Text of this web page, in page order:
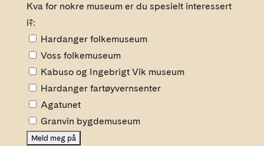
Kva for nokre museum er du spesielt interessert
i?:
Hardanger folkemuseum
Voss folkemuseum
Kabuso og Ingebrigt Vik museum
Hardanger fartøyvernsenter
Agatunet
Granvin bygdemuseum